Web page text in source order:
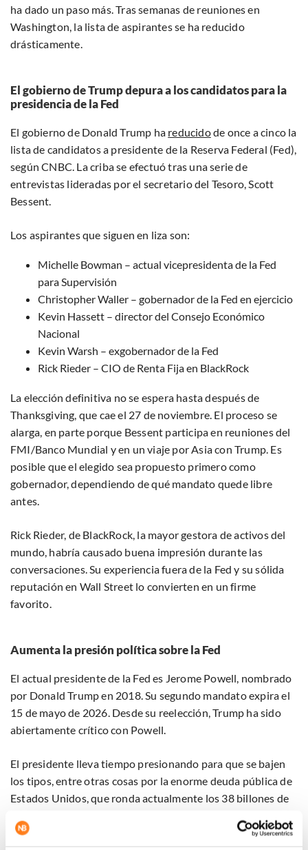
ha dado un paso más. Tras semanas de reuniones en
Washington, la lista de aspirantes se ha reducido
drásticamente.
El gobierno de Trump depura a los candidatos para la
presidencia de la Fed
El gobierno de Donald Trump ha reducidode once a cinco la
lista de candidatos a presidente de la Reserva Federal (Fed),
según CNBC. La criba se efectuó tras una serie de
entrevistas lideradas por el secretario del Tesoro, Scott
Bessent.
Los aspirantes que siguen en liza son:
Michelle Bowman – actual vicepresidenta de la Fed
para Supervisión
Christopher Waller – gobernador de la Fed en ejercicio
Kevin Hassett – director del Consejo Económico
Nacional
Kevin Warsh – exgobernador de la Fed
Rick Rieder – CIO de Renta Fija en BlackRock
La elección definitiva no se espera hasta después de
Thanksgiving, que cae el 27 de noviembre. El proceso se
alarga, en parte porque Bessent participa en reuniones del
FMI/Banco Mundial y en un viaje por Asia con Trump. Es
posible que el elegido sea propuesto primero como
gobernador, dependiendo de qué mandato quede libre
antes.
Rick Rieder, de BlackRock, la mayor gestora de activos del
mundo, habría causado buena impresión durante las
conversaciones. Su experiencia fuera de la Fed y su sólida
reputación en Wall Street lo convierten en un firme
favorito.
Aumenta la presión política sobre la Fed
El actual presidente de la Fed es Jerome Powell, nombrado
por Donald Trump en 2018. Su segundo mandato expira el
15 de mayo de 2026. Desde su reelección, Trump ha sido
abiertamente crítico con Powell.
El presidente lleva tiempo presionando para que se bajen
los tipos, entre otras cosas por la enorme deuda pública de
Estados Unidos, que ronda actualmente los 38 billones de
con el nivel actual de tipos. A pesar del deseo de Trump,